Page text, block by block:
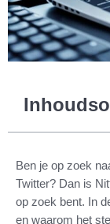
Ben je op zoek
Twitter? Dan is
op zoek bent. In
en waarom het